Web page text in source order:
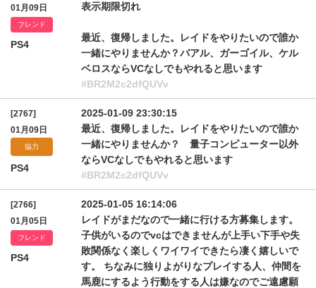
01月09日
フレンド
PS4
表示期限切れ
最近、復帰しました。レイドをやりたいので誰か
一緒にやりませんか？バアル、ガーゴイル、ケル
ベロスならVCなしでもやれると思います
#BR2M2c2dfQUVv
[2767]
01月09日
協力
PS4
2025-01-09 23:30:15
最近、復帰しました。レイドをやりたいので誰か
一緒にやりませんか？ 量子コンピューター以外
ならVCなしでもやれると思います
#BR2M2c2dfQUVv
[2766]
01月05日
フレンド
PS4
2025-01-05 16:14:06
レイドがまだなので一緒に行ける方募集します。
子供がいるのでvcはできませんが上手い下手や失
敗関係なく楽しくワイワイできたら凄く嬉しいで
す。 ちなみに独りよがりなプレイする人、仲間を
馬鹿にするよう行動をする人は嫌なのでご遠慮願